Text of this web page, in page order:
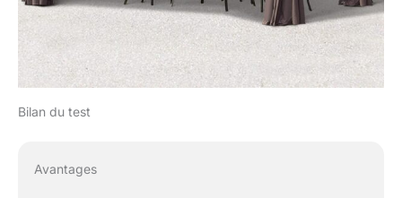
Bilan du test
Avantages